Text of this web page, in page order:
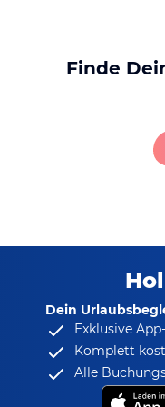
Finde
Dein
Exklusive
Komplett
Alle